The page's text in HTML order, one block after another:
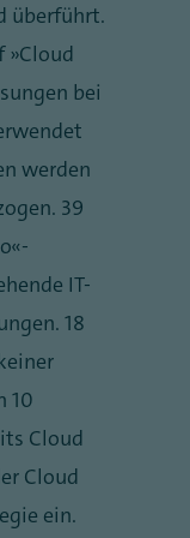
überführt.
„Cloud
bei
werden
39
IT-
18
10
Cloud
Cloud
ein.